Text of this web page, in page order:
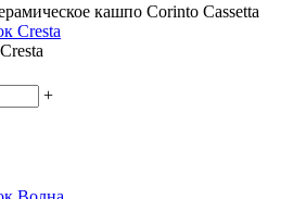
кашпо Corinto Cassetta
+